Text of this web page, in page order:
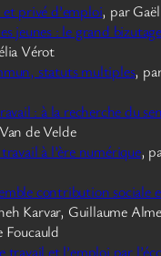
privé d’emploi, par
jeunes : le grand bizutage
Vérot
statuts multiples,
: à la recherche du
de Velde
à l’ère numérique,
contribution sociale
Karvar, Guillaume
Foucauld
travail et l’emploi par